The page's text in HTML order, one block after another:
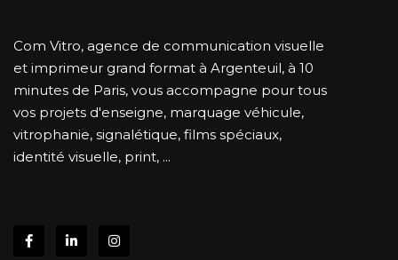
Com Vitro, agence de communication visuelle
et imprimeur grand format à Argenteuil, à 10
minutes de Paris, vous accompagne pour tous
vos projets d'enseigne, marquage véhicule,
vitrophanie, signalétique, films spéciaux,
identité visuelle, print, ...